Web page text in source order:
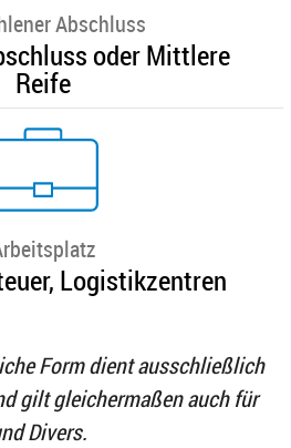
Abschluss
oder Mittlere
Reife
Logistikzentren
Form dient ausschließlich
gilt gleichermaßen auch für
Divers.